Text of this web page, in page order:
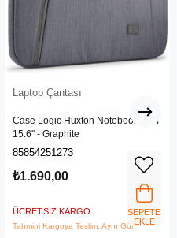
Laptop Çantası
Case Logic Huxton Notebook Kılıfı
15.6'' - Graphite
85854251273
₺1.690,00
ÜCRETSIZ KARGO
Tahmini Kargoya Teslim: Aynı Gün
SEPETE
EKLE